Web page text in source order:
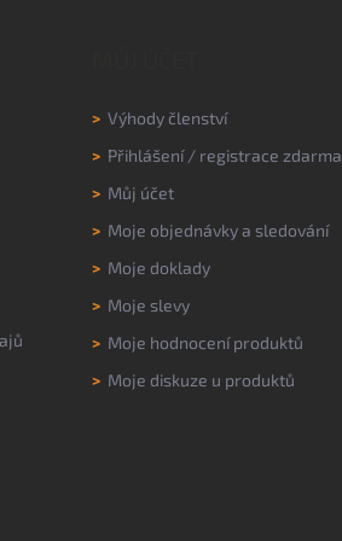
> Výhody členství
> Přihlášení/ registrace zdarma
> Můj účet
> Moje objednávky a sledování
> Moje doklady
> Moje slevy
> Moje hodnocení produktů
> Moje diskuze u produktů